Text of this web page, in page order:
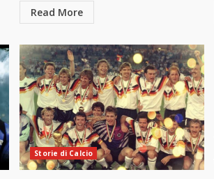
Read More
Storie di Calcio